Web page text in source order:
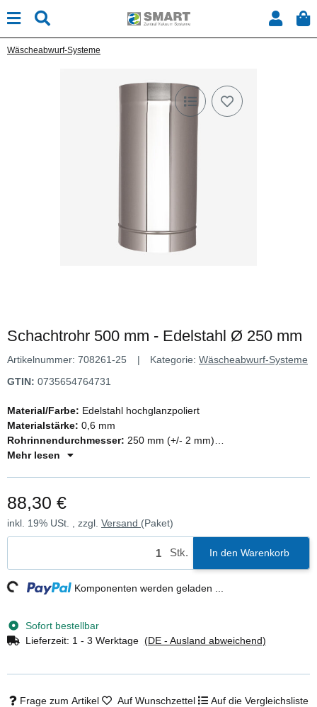
Wäscheabwurf-Systeme
Schachtrohr 500 mm - Edelstahl Ø 250 mm
Artikelnummer: 708261-25 Kategorie: Wäscheabwurf-Systeme
GTIN: 0735654764731
Material/Farbe: Edelstahl hochglanzpoliert
Materialstärke: 0,6 mm
Rohrinnendurchmesser: 250 mm (+/- 2 mm)
Gesamthöhe:500 mm
Mehr lesen
88,30 €
inkl. 19% USt. , zzgl. Versand (Paket)
Stk. In den Warenkorb
Komponenten werden geladen ...
Sofort bestellbar
Lieferzeit: 1 - 3 Werktage (DE - Ausland abweichend)
Frage zum Artikel Auf Wunschzettel Auf die Vergleichsliste